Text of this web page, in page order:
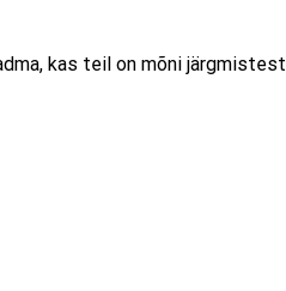
kas teil on mõni